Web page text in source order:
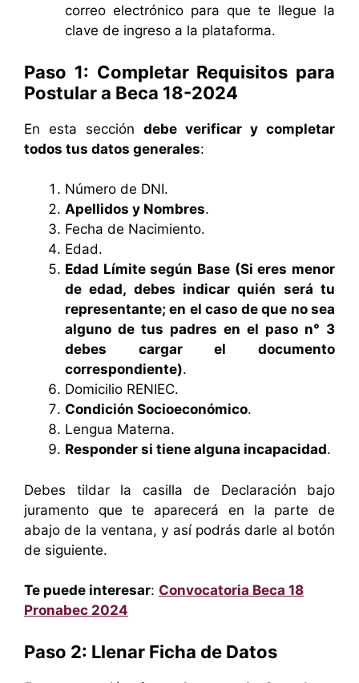
correo electrónico para que te llegue la
clave de ingreso a la plataforma.
Paso 1: Completar Requisitos para
Postular a Beca 18-2024
En esta sección debe verificar y completar
todos tus datos generales:
Número de DNI.
Apellidos y Nombres.
Fecha de Nacimiento.
Edad.
Edad Límite según Base (Si eres menor
de edad, debes indicar quién será tu
representante; en el caso de que no sea
alguno de tus padres en el paso n° 3
debes cargar el documento
correspondiente).
Domicilio RENIEC.
Condición Socioeconómico.
Lengua Materna.
Responder si tiene alguna incapacidad.
Debes tildar la casilla de Declaración bajo
juramento que te aparecerá en la parte de
abajo de la ventana, y así podrás darle al botón
de siguiente.
Te puede interesar: Convocatoria Beca 18
Pronabec 2024
Paso 2: Llenar Ficha de Datos